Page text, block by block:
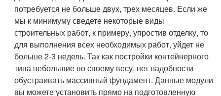
потребуется не больше двух, трех месяцев. Если же
мы к минимуму сведете некоторые виды
строительных работ, к примеру, упростив отделку, то
для выполнения всех необходимых работ, уйдет не
больше 2-3 недель. Так как постройки контейнерного
типа небольшие по своему весу, нет надобности
обустраивать массивный фундамент. Данные модули
вы можете установить прямо на подготовленную